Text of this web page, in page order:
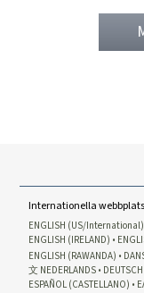
Internationella
ENGLISH (US/International)
ENGLISH (IRELAND)
ENGLISH (RAWANDA)
文 NEDERLANDS DEUTSCH
ESPAÑOL (CASTELLANO)